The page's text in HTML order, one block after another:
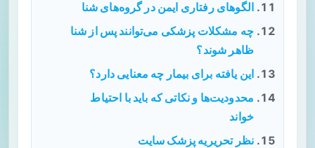
الگوهای رفتاری ایمن در گروه‌های شنا
چه مشکلات پزشکی می‌توانند پس از شنا
ظاهر شوند؟
این یافته برای بیمار چه معنایی دارد؟
محدودیت‌ها و نکاتی که باید با احتیاط
خواند
نظر تحریریه پزشک سایت